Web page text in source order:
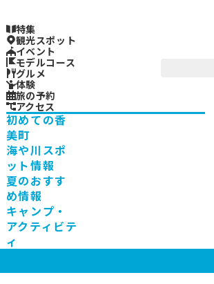
特集
観光スポット
イベント
モデルコース
グルメ
体験
旅の予約
アクセス
初めての香
美町
海や川スポ
ット情報
夏のおすす
め情報
キャンプ・
アクティビテ
ィ